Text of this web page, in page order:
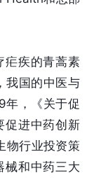
疟疾的青蒿素
我国的中医与
年，《关于促
促进中药创新
物行业投资策
械和中药三大